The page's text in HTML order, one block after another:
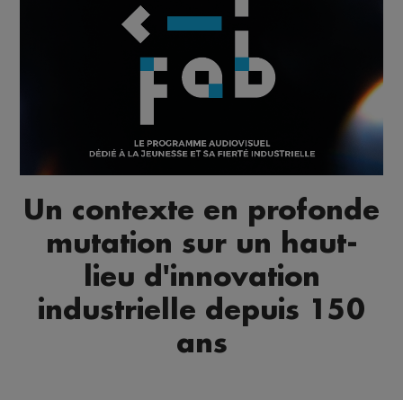
Un contexte en profonde
mutation sur un haut-
lieu d'innovation
industrielle depuis 150
ans